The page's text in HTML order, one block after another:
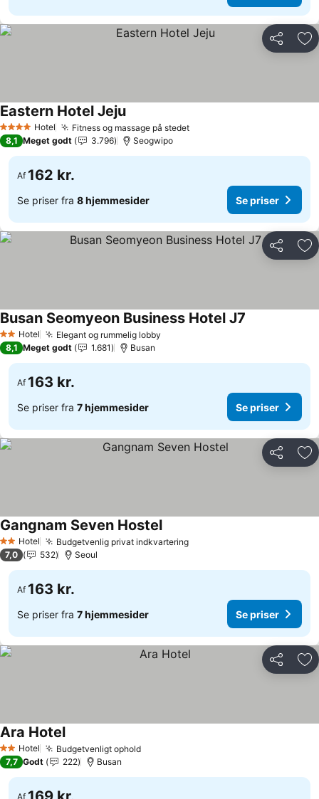
Del
4 StjernerHotel Fitness og massage på stedet
Eastern Hotel Jeju
8,1 Meget godt 3.796 Seogwipo
Af 162 kr.
Se priser fra 8 hjemmesider Se priser
Del
2 Stjerner
Hotel Elegant og rummelig lobby
Busan Seomyeon Business Hotel J7
8,1 Meget godt 1.681 Busan
Af 163 kr.
Se priser fra 7 hjemmesider Se priser
Del
2 Stjerner
Hotel Budgetvenlig privat indkvartering
Gangnam Seven Hostel
7,0 532 Seoul
Af 163 kr.
Se priser fra 7 hjemmesider Se priser
Del
2 Stjerner
Hotel Budgetvenligt ophold
Ara Hotel
7,7 Godt 222 Busan
Af